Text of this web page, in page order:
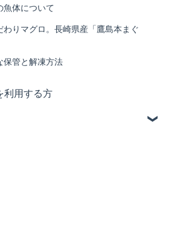
魚体について
わりマグロ。長崎県産「鷹島本まぐ
保管と解凍方法
利用する方